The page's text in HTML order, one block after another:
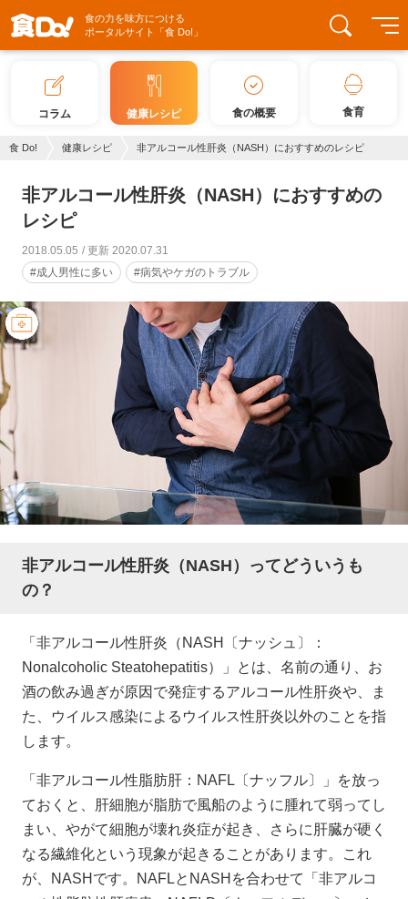
食の力を味方につける
ポータルサイト「食 Do!」
コラム 健康レシピ 食の概要 食育
食 Do! 健康レシピ 非アルコール性肝炎（NASH）におすすめのレシピ
非アルコール性肝炎（NASH）におすすめの
レシピ
2018.05.05
更新 2020.07.31
#成人男性に多い
#病気やケガのトラブル
非アルコール性肝炎（NASH）ってどういうも
の？
「非アルコール性肝炎（NASH〔ナッシュ〕：
Nonalcoholic Steatohepatitis）」とは、名前の通り、お
酒の飲み過ぎが原因で発症するアルコール性肝炎や、ま
た、ウイルス感染によるウイルス性肝炎以外のことを指
します。
「非アルコール性脂肪肝：NAFL〔ナッフル〕」を放っ
ておくと、肝細胞が脂肪で風船のように腫れて弱ってし
まい、やがて細胞が壊れ炎症が起き、さらに肝臓が硬く
なる繊維化という現象が起きることがあります。これ
が、NASHです。NAFLとNASHを合わせて「非アルコ